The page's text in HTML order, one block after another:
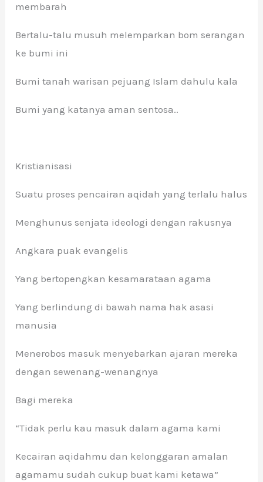
membarah
Bertalu-talu musuh melemparkan bom serangan
ke bumi ini
Bumi tanah warisan pejuang Islam dahulu kala
Bumi yang katanya aman sentosa..
Kristianisasi
Suatu proses pencairan aqidah yang terlalu halus
Menghunus senjata ideologi dengan rakusnya
Angkara puak evangelis
Yang bertopengkan kesamarataan agama
Yang berlindung di bawah nama hak asasi
manusia
Menerobos masuk menyebarkan ajaran mereka
dengan sewenang-wenangnya
Bagi mereka
“Tidak perlu kau masuk dalam agama kami
Kecairan aqidahmu dan kelonggaran amalan
agamamu sudah cukup buat kami ketawa”